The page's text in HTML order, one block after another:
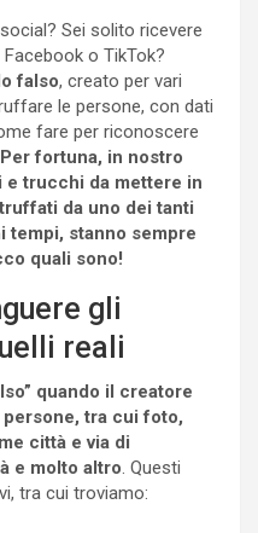
Sei solito ricevere
o TikTok?
falso, creato per vari
le persone, con dati
fare per riconoscere
Per fortuna, in nostro
trucchi da mettere in
da uno dei tanti
stanno sempre
quali sono!
gli
reali
quando il creatore
tra cui foto,
città e via di
e molto altro. Questi
tra cui troviamo: